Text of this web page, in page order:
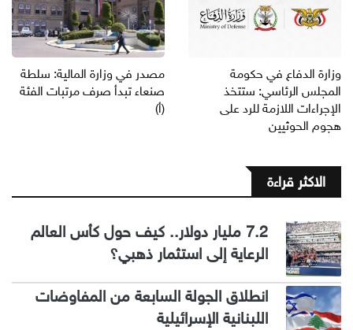
وزارة الدفاع في حكومة
المجلس الرئاسي: ستتخذ
الإجراءات اللازمة للرد على
هجوم الحوثيين
مصدر في وزارة المالية: سلطة
صنعاء تبدأ صرف مرتبات الفئة
(أ)
الاكثر قراءة
7.2 مليار دولار.. كيف حول كأس العالم
الرعاية إلى استثمار ذهبي؟
انطلاق الجولة السابعة من المفاوضات
اللبنانية الإسرائيلية